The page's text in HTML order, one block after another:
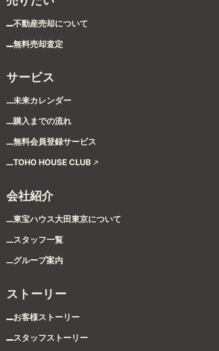
不動産売却について
無料売却査定
サービス
未来カレンダー
購入までの流れ
無料会員登録サービス
TOHO HOUSE CLUB
会社紹介
東宝ハウス大田東京について
スタッフ一覧
グループ案内
ストーリー
お客様ストーリー
スタッフストーリー
ストーリー
お客様ストーリー
お客様の声
お客様の声一覧
受付時間 9:00～21:00
TEL：03-6629-4880